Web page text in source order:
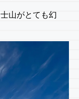
山がとても幻